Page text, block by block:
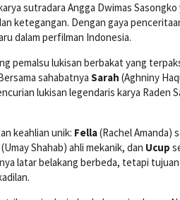
sutradara Angga Dwimas Sasongko
ketegangan. Dengan gaya
dalam perfilman Indonesia.
pemalsu lukisan berbakat yang
sahabatnya Sarah (Aghniny
lukisan legendaris karya Raden
keahlian unik: Fella(Rachel Amanda)
(Umay Shahab) ahli mekanik, dan Ucup
latar belakang berbeda, tetapi